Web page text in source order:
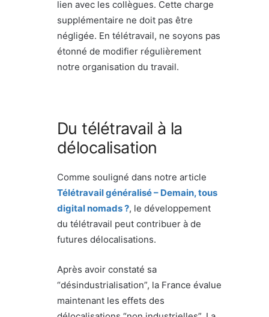
lien avec les collègues. Cette charge
supplémentaire ne doit pas être
négligée. En télétravail, ne soyons pas
étonné de modifier régulièrement
notre organisation du travail.
Du télétravail à la
délocalisation
Comme souligné dans notre article
Télétravail généralisé – Demain, tous
digital nomads ?, le développement
du télétravail peut contribuer à de
futures délocalisations.
Après avoir constaté sa
“désindustrialisation”, la France évalue
maintenant les effets des